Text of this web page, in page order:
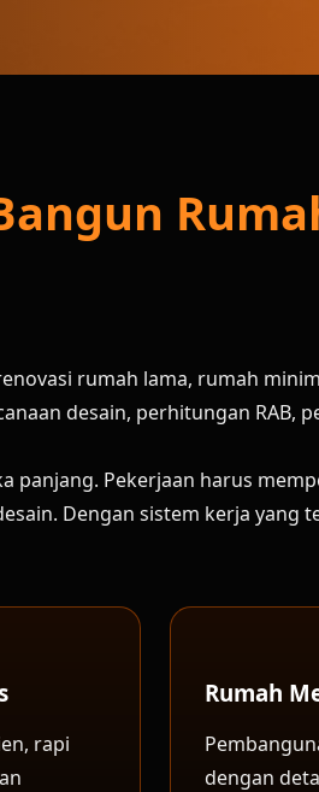
rumah lama, rumah
desain, perhitungan RAB,
panjang. Pekerjaan harus
Dengan sistem kerja yang
rapi
Rumah
dengan